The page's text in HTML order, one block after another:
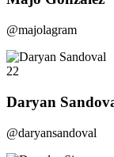
@majolagram
22
Daryan
@daryansandoval